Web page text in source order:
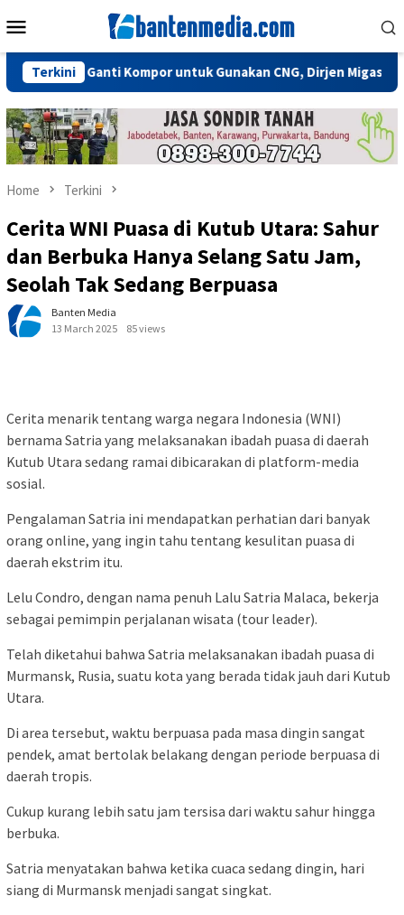
to
Menu
Terkini
Perlu Ganti Kompor untuk Gunakan CNG, Dirjen Migas: Cukup
Home Terkini
Cerita WNI Puasa di Kutub Utara: Sahur
dan Berbuka Hanya Selang Satu Jam,
Seolah Tak Sedang Berpuasa
Banten Media
13 March 2025
85 views
Cerita menarik tentang warga negara Indonesia (WNI)
bernama Satria yang melaksanakan ibadah puasa di daerah
Kutub Utara sedang ramai dibicarakan di platform-media
sosial.
Pengalaman Satria ini mendapatkan perhatian dari banyak
orang online, yang ingin tahu tentang kesulitan puasa di
daerah ekstrim itu.
Lelu Condro, dengan nama penuh Lalu Satria Malaca, bekerja
sebagai pemimpin perjalanan wisata (tour leader).
Telah diketahui bahwa Satria melaksanakan ibadah puasa di
Murmansk, Rusia, suatu kota yang berada tidak jauh dari Kutub
Utara.
Di area tersebut, waktu berpuasa pada masa dingin sangat
pendek, amat bertolak belakang dengan periode berpuasa di
daerah tropis.
Cukup kurang lebih satu jam tersisa dari waktu sahur hingga
berbuka.
Satria menyatakan bahwa ketika cuaca sedang dingin, hari
siang di Murmansk menjadi sangat singkat.